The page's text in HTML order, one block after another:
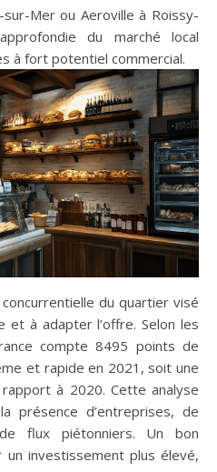
Mer ou Aeroville à Roissy-
du marché local
à fort potentiel commercial.
du quartier visé
et à adapter l’offre. Selon les
compte 8495 points de
et rapide en 2021, soit une
à 2020. Cette analyse
présence d’entreprises, de
flux piétonniers. Un bon
investissement plus élevé,